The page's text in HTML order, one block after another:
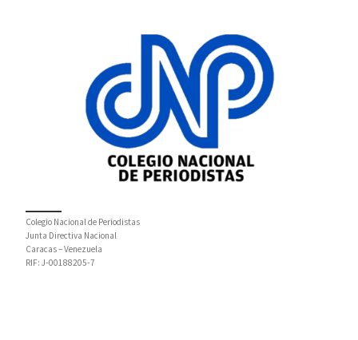
Colegio Nacional de Periodistas
Junta Directiva Nacional
Caracas – Venezuela
RIF: J-00188205-7